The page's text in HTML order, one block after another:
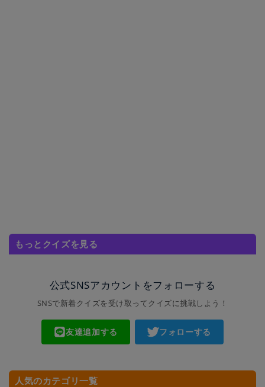
もっとクイズを見る
公式SNSアカウントをフォローする
SNSで新着クイズを受け取ってクイズに挑戦しよう！
友達追加する フォローする
人気のカテゴリ一覧